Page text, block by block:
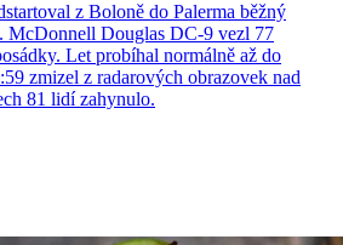
z Boloně do Palerma běžný
McDonnell Douglas DC-9 vezl 77
Let probíhal normálně až do
zmizel z radarových obrazovek nad
81 lidí zahynulo.